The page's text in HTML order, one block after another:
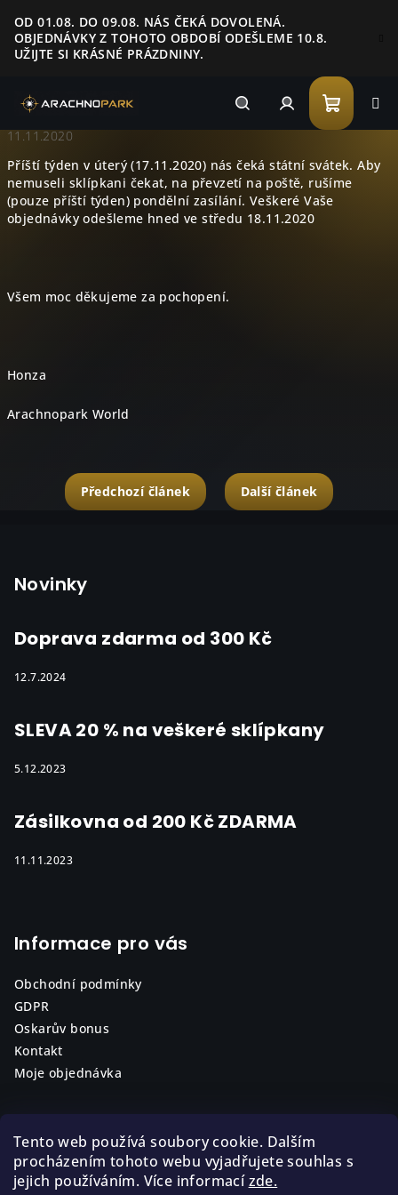
Tento web používá soubory cookie. Dalším
procházením tohoto webu vyjadřujete souhlas s
jejich používáním. Více informacízde.
na
obsah
OD 01.08. DO 09.08. NÁS ČEKÁ DOVOLENÁ.
OBJEDNÁVKY Z TOHOTO OBDOBÍ ODEŠLEME 10.8.
UŽIJTE SI KRÁSNÉ PRÁZDNINY.
HledatPřihlášení
košík
11.11.2020
Příští týden v úterý (17.11.2020) nás čeká státní svátek. Aby
nemuseli sklípkani čekat, na převzetí na poště, rušíme
(pouze příští týden) pondělní zasílání. Veškeré Vaše
objednávky odešleme hned ve středu 18.11.2020
Všem moc děkujeme za pochopení.
Honza
Arachnopark World
Předchozí článek Další článek
Novinky
Doprava zdarma od 300 Kč
12.7.2024
SLEVA 20 % na veškeré sklípkany
5.12.2023
Zásilkovna od 200 Kč ZDARMA
11.11.2023
Informace pro vás
Obchodní podmínky
GDPR
Oskarův bonus
Kontakt
Moje objednávka